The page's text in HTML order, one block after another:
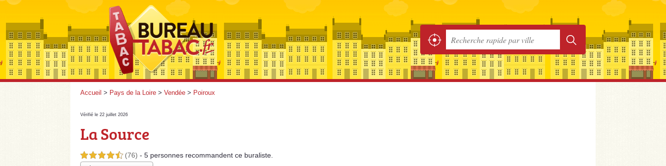
Accueil > Pays de la Loire > Vendée > Poiroux
Vérifié le 22 juillet 2026
La Source
4,5 étoiles sur 5 (76) - 5 personnes recommandent ce buraliste.